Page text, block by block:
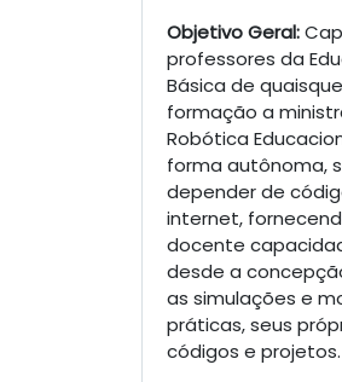
Objetivo Geral:
professores da
Básica de
formação a
Robótica
forma autônoma,
depender de
internet,
docente
desde a
as simulações e
práticas, seus
códigos e projetos.